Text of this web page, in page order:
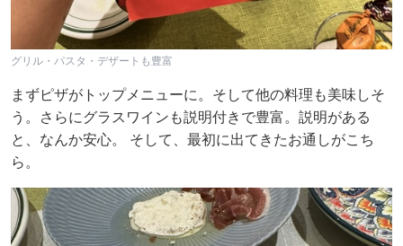
グリル・パスタ・デザートも豊富
まずピザがトップメニューに。そして他の料理も美味しそ
う。さらにグラスワインも説明付きで豊富。説明がある
と、なんか安心。 そして、最初に出てきたお通しがこち
ら。